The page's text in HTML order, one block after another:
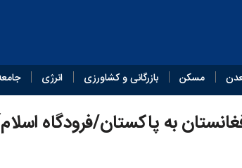
مسکن بازرگانی و کشاورزی انرژی
به پاکستان/فرودگاه